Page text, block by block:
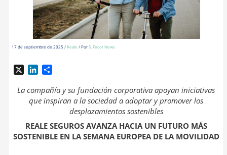
17 de septiembre de 2025 /Reale / PorS. Fecor News
n
k
I
n
m
p
t
i
La compañía y su fundación corporativa apoyan iniciativas
que inspiran a la sociedad a adoptar y promover los
desplazamientos sostenibles
REALE SEGUROS AVANZA HACIA UN FUTURO MÁS
SOSTENIBLE EN LA SEMANA EUROPEA DE LA MOVILIDAD